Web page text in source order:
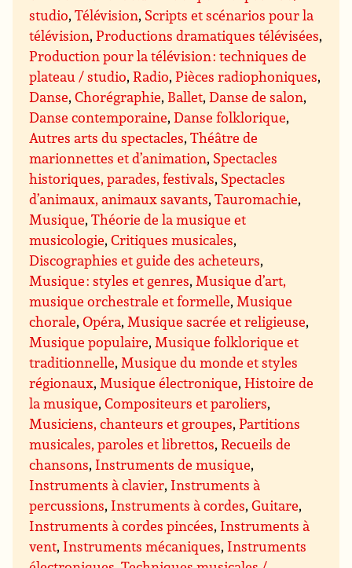
studio,Télévision, Scripts et scénarios pour la
télévision,Productions dramatiques télévisées,
Production pour la télévision : techniques de
plateau / studio,Radio,Pièces radiophoniques,
Danse,Chorégraphie, Ballet,Danse de salon,
Danse contemporaine,Danse folklorique,
Autres arts du spectacles,Théâtre de
marionnettes et d’animation, Spectacles
historiques, parades, festivals, Spectacles
d’animaux, animaux savants,Tauromachie,
Musique,Théorie de la musique et
musicologie,Critiques musicales,
Discographies et guide des acheteurs,
Musique : styles et genres,Musique d’art,
musique orchestrale et formelle,Musique
chorale,Opéra,Musique sacrée et religieuse,
Musique populaire,Musique folklorique et
traditionnelle,Musique du monde et styles
régionaux,Musique électronique,Histoire de
la musique,Compositeurs et paroliers,
Musiciens, chanteurs et groupes,Partitions
musicales, paroles et librettos,Recueils de
chansons, Instruments de musique,
Instruments à clavier, Instruments à
percussions, Instruments à cordes,Guitare,
Instruments à cordes pincées, Instruments à
vent, Instruments mécaniques, Instruments